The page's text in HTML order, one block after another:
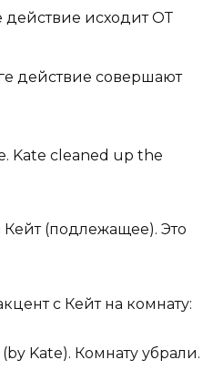
действие исходит ОТ
действие совершают
Kate cleaned up the
(подлежащее). Это
с Кейт на комнату:
Kate). Комнату убрали.